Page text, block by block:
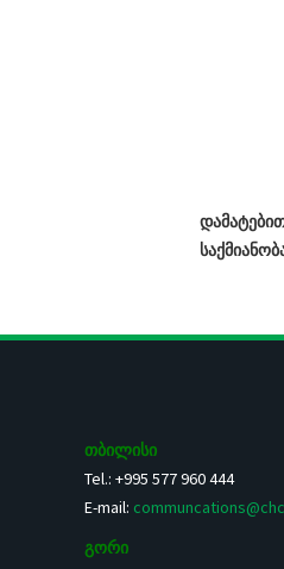
თბილისი
Tel.: +995 577 960 444
E-mail:
გორი